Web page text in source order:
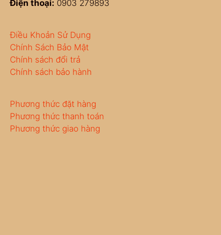
Điện thoại: 0903 279893
Điều Khoản Sử Dụng
Chính Sách Bảo Mật
Chính sách đổi trả
Chính sách bảo hành
Phương thức đặt hàng
Phương thức thanh toán
Phương thức giao hàng